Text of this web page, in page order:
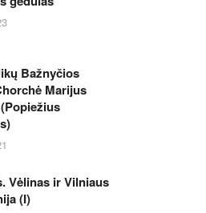
Bažnyčios
Marijus
Vėlinas ir Vilniaus
(I)